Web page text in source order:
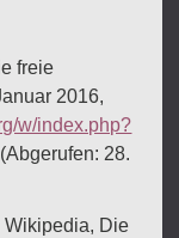
freie
2016,
w/index.php?
(Abgerufen: 28.
Wikipedia, Die